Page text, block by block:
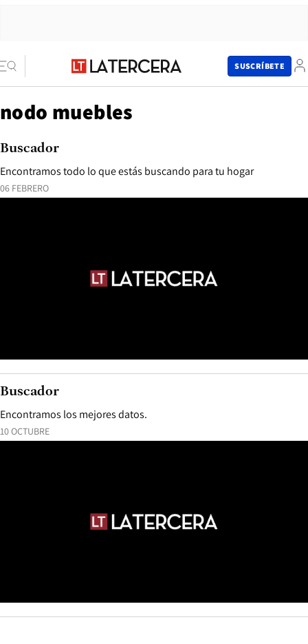
SUSCRÍBETE
nodo muebles
06 FEBRERO
Encontramos todo lo que estás buscando para tu hogar
Buscador
10 OCTUBRE
Encontramos los mejores datos.
Buscador